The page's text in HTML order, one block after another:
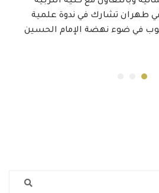
في طهران تشارك في ندوة علمية
في ضوء نهضة الإمام الحسين